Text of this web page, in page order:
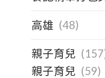
高雄 (48)
親子育兒
親子育兒 (59)